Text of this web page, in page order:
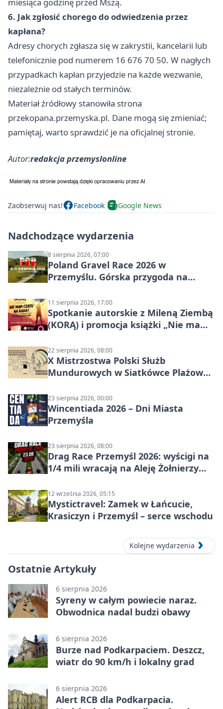
miesiąca godzinę przed Mszą.
6. Jak zgłosić chorego do odwiedzenia przez
kapłana?
Adresy chorych zgłasza się w zakrystii, kancelarii lub
telefonicznie pod numerem 16 676 70 50. W nagłych
przypadkach kapłan przyjedzie na każde wezwanie,
niezależnie od stałych terminów.
Materiał źródłowy stanowiła strona
przekopana.przemyska.pl. Dane mogą się zmieniać;
pamiętaj, warto sprawdzić je na oficjalnej stronie.
Autor:redakcja przemyslonline
Zaobserwuj nas! Facebook Google News
Nadchodzące wydarzenia
8 sierpnia 2026, 07:00
Poland Gravel Race 2026 w
Przemyślu. Górska przygoda na
11 sierpnia 2026, 17:00
Spotkanie autorskie z Mileną Ziembą
(KORĄ) i promocja książki „Nie mam
22 sierpnia 2026, 08:00
X Mistrzostwa Polski Służb
Mundurowych w Siatkówce Plażowej
23 sierpnia 2026, 00:00
Wincentiada 2026 – Dni Miasta
Przemyśla
23 sierpnia 2026, 08:00
Drag Race Przemyśl 2026: wyścigi na
1/4 mili wracają na Aleję Żołnierzy
12 września 2026, 05:15
Mystictravel: Zamek w Łańcucie,
Krasiczyn i Przemyśl – serce wschodu
Kolejne wydarzenia
Ostatnie Artykuły
6 sierpnia 2026
Syreny w całym powiecie naraz.
Obwodnica nadal budzi obawy
6 sierpnia 2026
Burze nad Podkarpaciem. Deszcz,
wiatr do 90 km/h i lokalny grad
6 sierpnia 2026
Alert RCB dla Podkarpacia.